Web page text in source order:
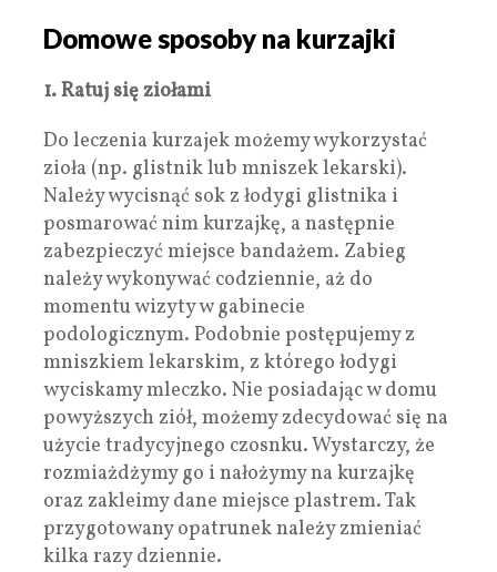
Domowe sposoby na kurzajki
1. Ratuj się ziołami
Do leczenia kurzajek możemy wykorzystać
zioła (np. glistnik lub mniszek lekarski).
Należy wycisnąć sok z łodygi glistnika i
posmarować nim kurzajkę, a następnie
zabezpieczyć miejsce bandażem. Zabieg
należy wykonywać codziennie, aż do
momentu wizyty w gabinecie
podologicznym. Podobnie postępujemy z
mniszkiem lekarskim, z którego łodygi
wyciskamy mleczko. Nie posiadając w domu
powyższych ziół, możemy zdecydować się na
użycie tradycyjnego czosnku. Wystarczy, że
rozmiażdżymy go i nałożymy na kurzajkę
oraz zakleimy dane miejsce plastrem. Tak
przygotowany opatrunek należy zmieniać
kilka razy dziennie.